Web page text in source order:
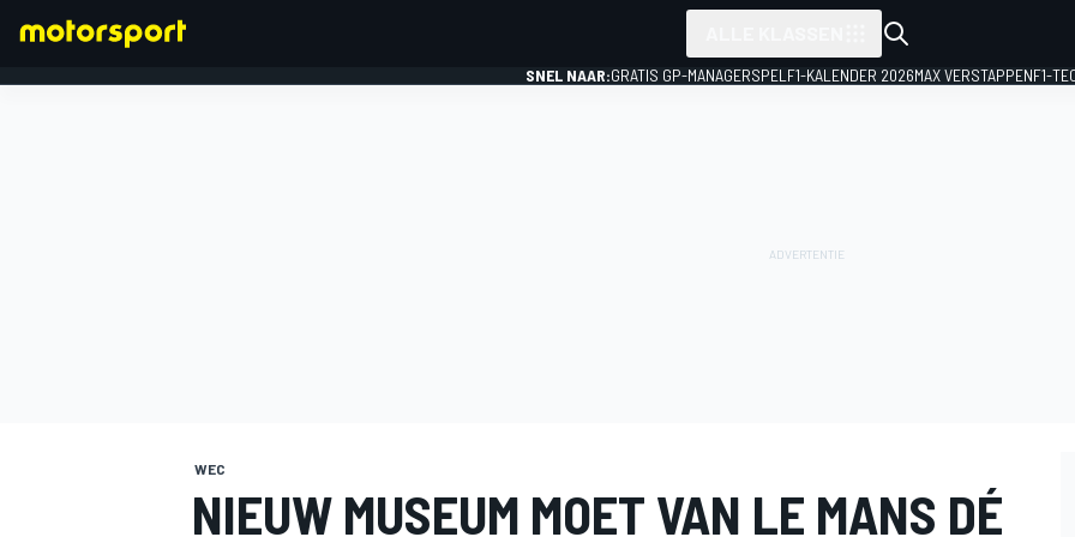
SNEL NAAR:GRATIS GP-MANAGERSPEL F1-KALENDER 2026MAX VERSTAPPENF1-
WEC
NIEUW MUSEUM MOET VAN LE MANS DÉ